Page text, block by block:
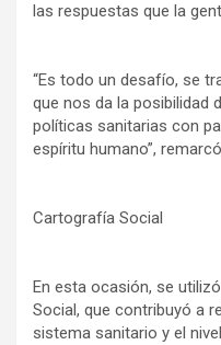
las respuestas que la
“Es todo un desafío, se
que nos da la posibilidad
políticas sanitarias con
espíritu humano”,
Cartografía Social
En esta ocasión, se
Social, que contribuyó a
sistema sanitario y el